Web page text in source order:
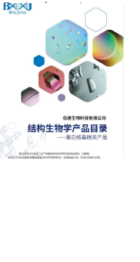
réservoirs
de transport
outils de
etc.
de cristaux de
de kits de
de cristaux de
de